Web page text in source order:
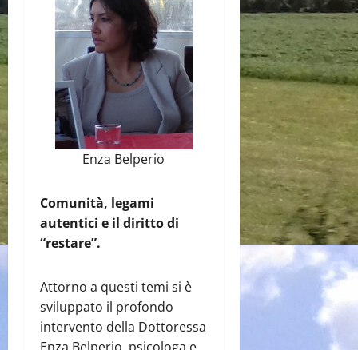
Enza Belperio
Comunità, legami
autentici e il diritto di
“restare”.
Attorno a questi temi si è
sviluppato il profondo
intervento della Dottoressa